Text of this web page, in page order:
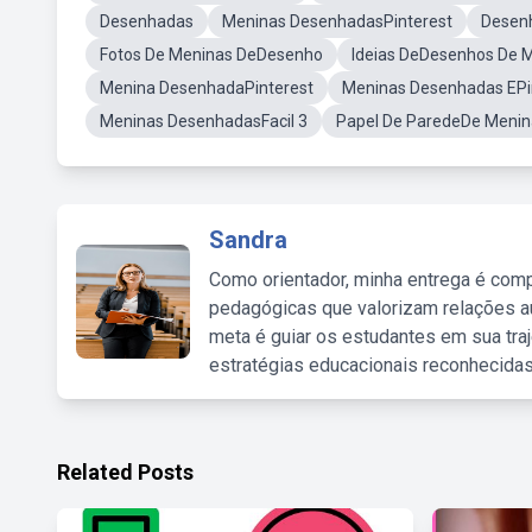
Desenhadas Meninas DesenhadasPinterest
Fotos De Meninas DeDesenho
Ideias DeDesenhos De
Menina DesenhadaPinterest
Meninas Desenhadas
Meninas DesenhadasFacil 3
Papel De ParedeDe
Sandra
Como orientador, minha entrega é
pedagógicas que valorizam relações
meta é guiar os estudantes em sua
estratégias educacionais
Related Posts